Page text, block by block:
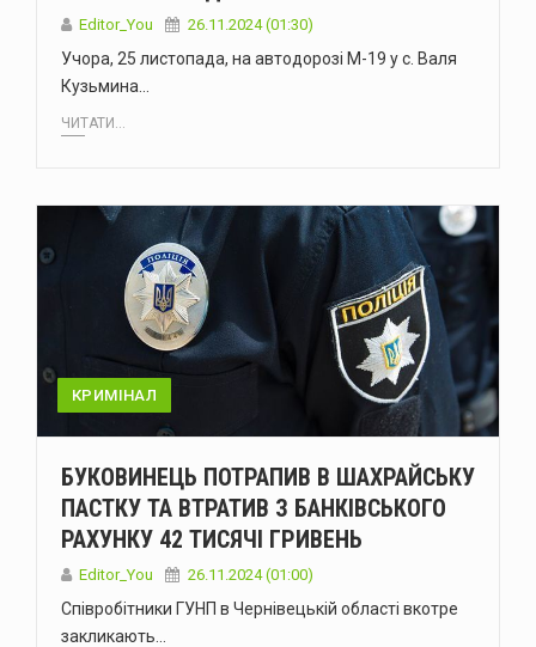
Editor_You 26.11.2024 (01:30)
Учора, 25 листопада, на автодорозі М-19 у с. Валя
Кузьмина…
ЧИТАТИ...
КРИМІНАЛ
БУКОВИНЕЦЬ ПОТРАПИВ В ШАХРАЙСЬКУ
ПАСТКУ ТА ВТРАТИВ З БАНКІВСЬКОГО
РАХУНКУ 42 ТИСЯЧІ ГРИВЕНЬ
Editor_You 26.11.2024 (01:00)
Співробітники ГУНП в Чернівецькій області вкотре
закликають…